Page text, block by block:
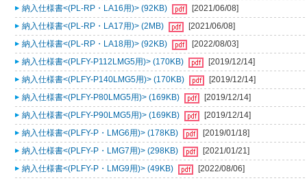
納入仕様書<(PL-RP・LA16用)> (92KB)
[2021/06/08]
納入仕様書<(PL-RP・LA17用)> (2MB)
[2021/06/08]
納入仕様書<(PL-RP・LA18用)> (92KB)
[2022/08/03]
納入仕様書<(PLFY-P112LMG5用)> (170KB)
[2019/12/14]
納入仕様書<(PLFY-P140LMG5用)> (170KB)
[2019/12/14]
納入仕様書<(PLFY-P80LMG5用)> (169KB)
[2019/12/14]
納入仕様書<(PLFY-P90LMG5用)> (169KB)
[2019/12/14]
納入仕様書<(PLFY-P・LMG6用)> (178KB)
[2019/01/18]
納入仕様書<(PLFY-P・LMG7用)> (298KB)
[2021/01/21]
納入仕様書<(PLFY-P・LMG9用)> (49KB)
[2022/08/06]